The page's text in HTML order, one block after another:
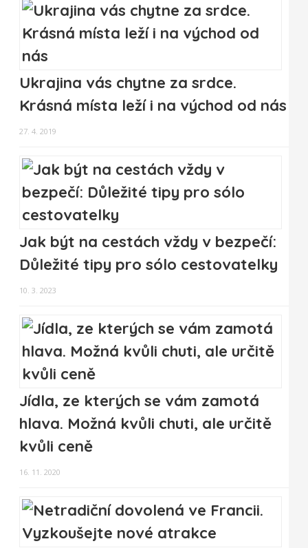
Ukrajina vás chytne za srdce.
Krásná místa leží i na východ od nás
27. 4. 2019
Jak být na cestách vždy v bezpečí:
Důležité tipy pro sólo cestovatelky
10. 3. 2023
Jídla, ze kterých se vám zamotá
hlava. Možná kvůli chuti, ale určitě
kvůli ceně
16. 11. 2020